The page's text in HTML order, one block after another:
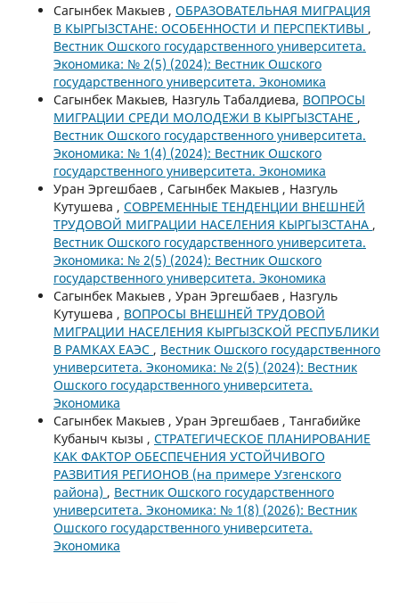
Сагынбек Макыев , ОБРАЗОВАТЕЛЬНАЯ МИГРАЦИЯ
В КЫРГЫЗСТАНЕ: ОСОБЕННОСТИ И ПЕРСПЕКТИВЫ ,
Вестник Ошского государственного университета.
Экономика: № 2(5) (2024): Вестник Ошского
государственного университета. Экономика
Сагынбек Макыев, Назгуль Табалдиева, ВОПРОСЫ
МИГРАЦИИ СРЕДИ МОЛОДЕЖИ В КЫРГЫЗСТАНЕ ,
Вестник Ошского государственного университета.
Экономика: № 1(4) (2024): Вестник Ошского
государственного университета. Экономика
Уран Эргешбаев , Сагынбек Макыев , Назгуль
Кутушева , СОВРЕМЕННЫЕ ТЕНДЕНЦИИ ВНЕШНЕЙ
ТРУДОВОЙ МИГРАЦИИ НАСЕЛЕНИЯ КЫРГЫЗСТАНА ,
Вестник Ошского государственного университета.
Экономика: № 2(5) (2024): Вестник Ошского
государственного университета. Экономика
Сагынбек Макыев , Уран Эргешбаев , Назгуль
Кутушева , ВОПРОСЫ ВНЕШНЕЙ ТРУДОВОЙ
МИГРАЦИИ НАСЕЛЕНИЯ КЫРГЫЗСКОЙ РЕСПУБЛИКИ
В РАМКАХ ЕАЭС , Вестник Ошского государственного
университета. Экономика: № 2(5) (2024): Вестник
Ошского государственного университета.
Экономика
Сагынбек Макыев , Уран Эргешбаев , Тангабийке
Кубаныч кызы , СТРАТЕГИЧЕСКОЕ ПЛАНИРОВАНИЕ
КАК ФАКТОР ОБЕСПЕЧЕНИЯ УСТОЙЧИВОГО
РАЗВИТИЯ РЕГИОНОВ (на примере Узгенского
района) , Вестник Ошского государственного
университета. Экономика: № 1(8) (2026): Вестник
Ошского государственного университета.
Экономика